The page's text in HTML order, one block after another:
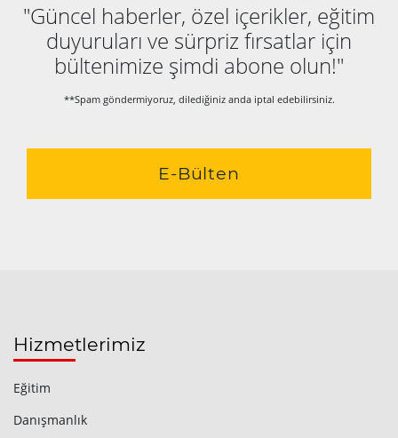
"Güncel haberler, özel içerikler, eğitim
duyuruları ve sürpriz fırsatlar için
bültenimize şimdi abone olun!"
**Spam göndermiyoruz, dilediğiniz anda iptal edebilirsiniz.
E-Bülten
Hizmetlerimiz
Eğitim
Danışmanlık